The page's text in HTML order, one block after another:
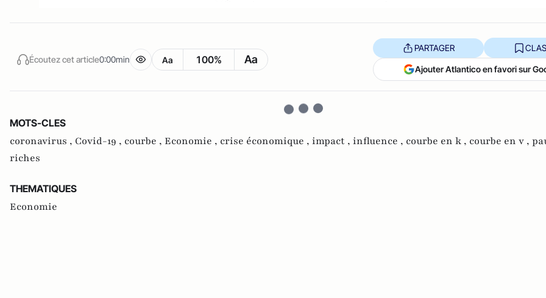
Écoutez cet article0:00min Aa 100% Aa
PARTAGER
Ajouter Atlantico en favori sur
MOTS-CLES
coronavirus , Covid-19 , courbe , Economie , crise économique , impact , influence , courbe en k , courbe en v ,
riches
THEMATIQUES
Economie